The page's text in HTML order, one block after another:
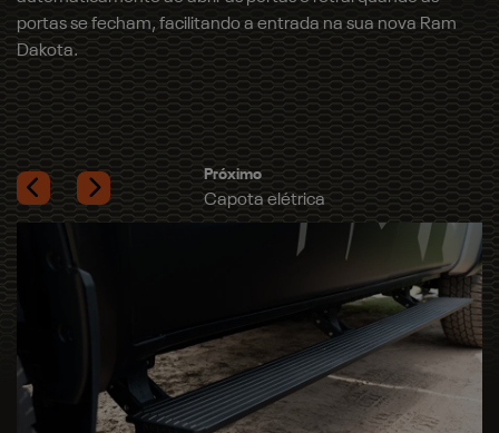
portas se fecham, facilitando a entrada na sua nova Ram
Dakota.